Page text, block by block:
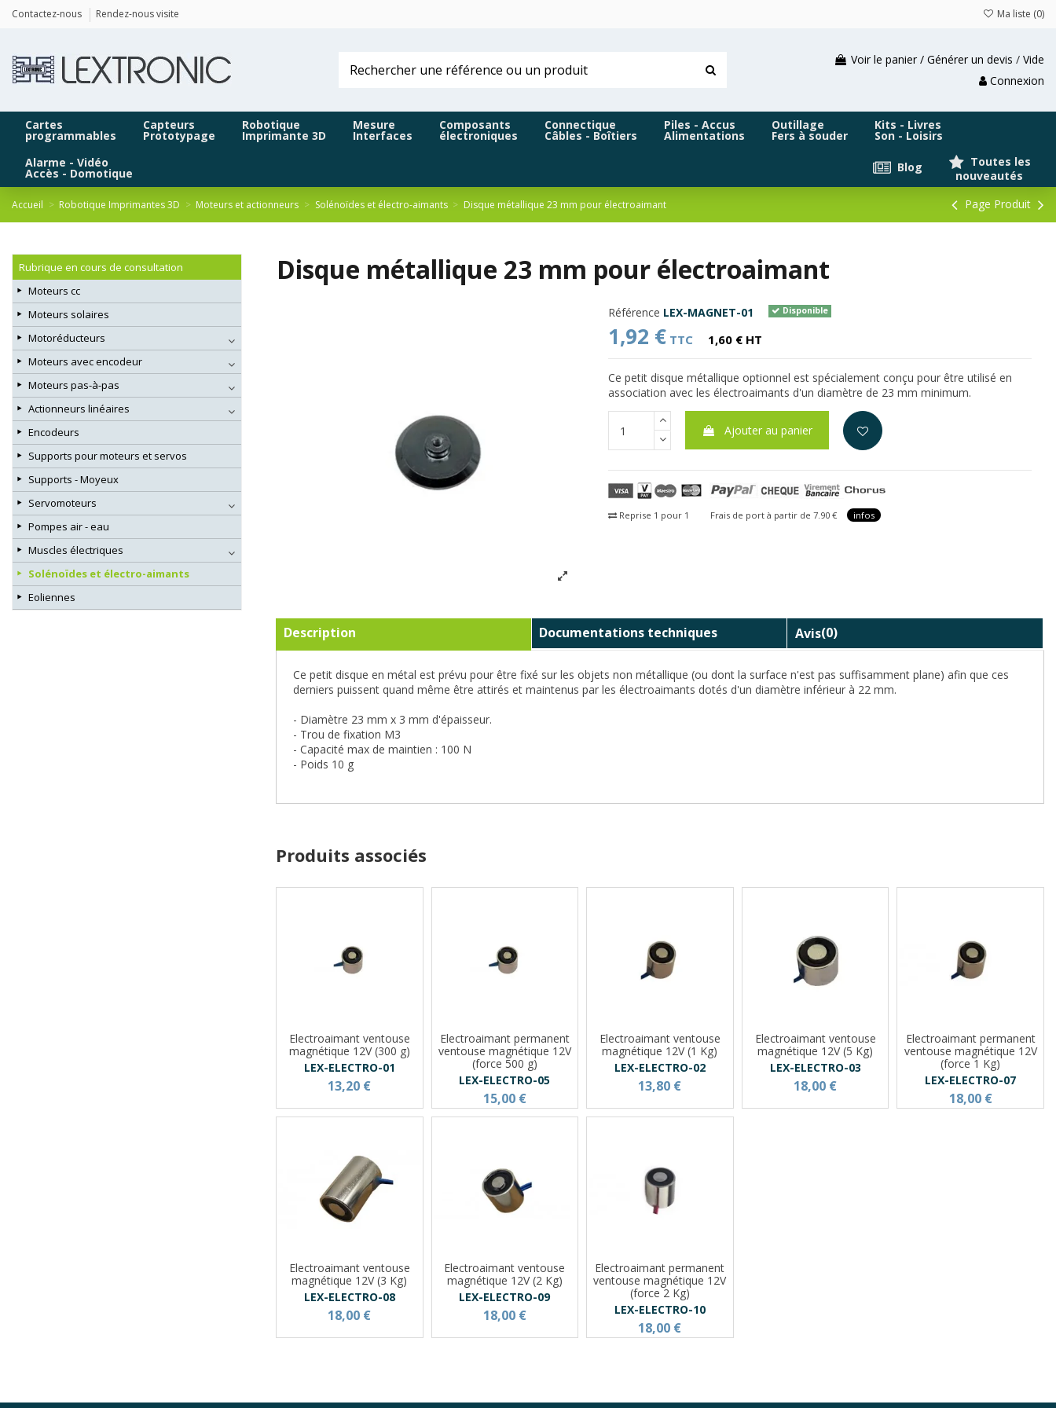
Contactez-nous Rendez-nous visite Ma liste (0)
Voir le panier / Générer un devis / Vide
Connexion
Cartes
programmables
Capteurs
Prototypage
Robotique
Imprimante 3D
Mesure
Interfaces
Composants
électroniques
Connectique
Câbles - Boîtiers
Piles - Accus
Alimentations
Outillage
Fers à souder
Kits - Livres
Son - Loisirs
Alarme - Vidéo
Accès - Domotique
Toutes les
nouveautés
Blog
Accueil Robotique Imprimantes 3D Moteurs et actionneurs Solénoïdes et électro-aimants Disque métallique 23 mm pour électroaimant Page Produit
Disque métallique 23 mm pour électroaimant
Référence LEX-MAGNET-01 Disponible
1,92 € TTC 1,60 € HT
Ce petit disque métallique optionnel est spécialement conçu pour être utilisé en
association avec les électroaimants d'un diamètre de 23 mm minimum.
Ajouter au panier
Reprise 1 pour 1 Frais de port à partir de 7.90 € infos
Description Documentations techniques Avis(0)
Ce petit disque en métal est prévu pour être fixé sur les objets non métallique (ou dont la surface n'est pas suffisamment plane) afin que ces
derniers puissent quand même être attirés et maintenus par les électroaimants dotés d'un diamètre inférieur à 22 mm.
- Diamètre 23 mm x 3 mm d'épaisseur.
- Trou de fixation M3
- Capacité max de maintien : 100 N
- Poids 10 g
Produits associés
Electroaimant ventouse
magnétique 12V (300 g)
LEX-ELECTRO-01
13,20 €
Electroaimant permanent
ventouse magnétique 12V
(force 500 g)
LEX-ELECTRO-05
15,00 €
Electroaimant ventouse
magnétique 12V (1 Kg)
LEX-ELECTRO-02
13,80 €
Electroaimant ventouse
magnétique 12V (5 Kg)
LEX-ELECTRO-03
18,00 €
Electroaimant permanent
ventouse magnétique 12V
(force 1 Kg)
LEX-ELECTRO-07
18,00 €
Electroaimant ventouse
magnétique 12V (3 Kg)
LEX-ELECTRO-08
18,00 €
Electroaimant ventouse
magnétique 12V (2 Kg)
LEX-ELECTRO-09
18,00 €
Electroaimant permanent
ventouse magnétique 12V
(force 2 Kg)
LEX-ELECTRO-10
18,00 €
Rubrique en cours de consultation
Moteurs cc
Moteurs solaires
Motoréducteurs
Moteurs avec encodeur
Moteurs pas-à-pas
Actionneurs linéaires
Encodeurs
Supports pour moteurs et servos
Supports - Moyeux
Servomoteurs
Pompes air - eau
Muscles électriques
Solénoïdes et électro-aimants
Eoliennes
Panneau de gestion des cookies